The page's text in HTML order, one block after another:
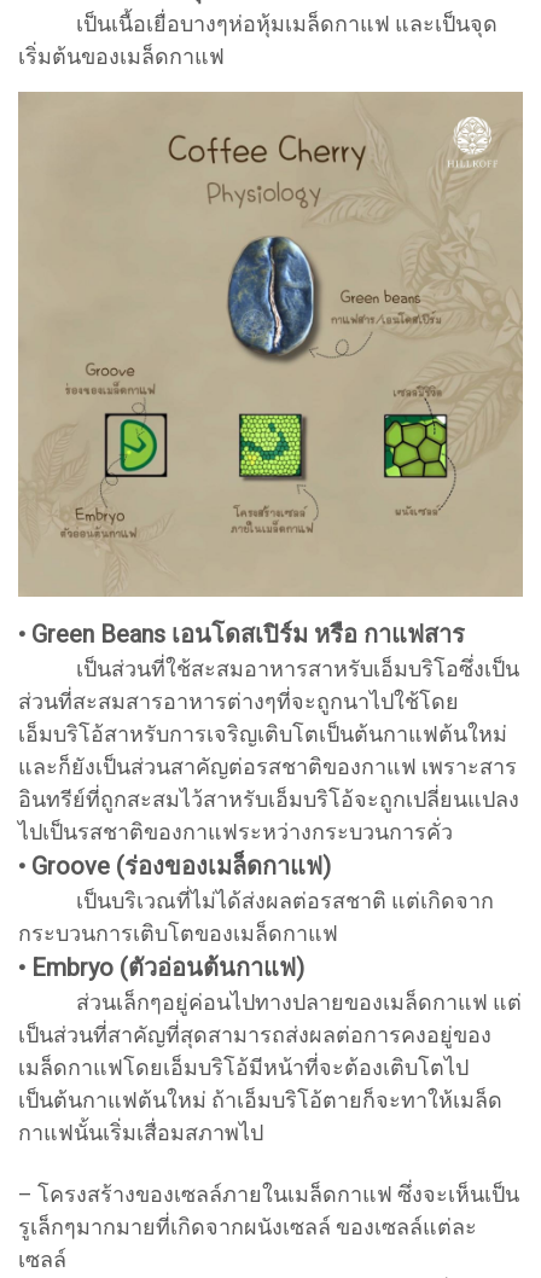
เป็นเนื้อเยื่อบางๆห่อหุ้มเมล็ดกาแฟ และเป็นจุด
เริ่มต้นของเมล็ดกาแฟ
• Green Beans เอนโดสเปิร์ม หรือ กาแฟสาร
เป็นส่วนที่ใช้สะสมอาหารสาหรับเอ็มบริโอซึ่งเป็น
ส่วนที่สะสมสารอาหารต่างๆที่จะถูกนาไปใช้โดย
เอ็มบริโอ้สาหรับการเจริญเติบโตเป็นต้นกาแฟต้นใหม่
และก็ยังเป็นส่วนสาคัญต่อรสชาติของกาแฟ เพราะสาร
อินทรีย์ที่ถูกสะสมไว้สาหรับเอ็มบริโอ้จะถูกเปลี่ยนแปลง
ไปเป็นรสชาติของกาแฟระหว่างกระบวนการคั่ว
• Groove (ร่องของเมล็ดกาแฟ)
เป็นบริเวณที่ไม่ได้ส่งผลต่อรสชาติ แต่เกิดจาก
กระบวนการเติบโตของเมล็ดกาแฟ
• Embryo (ตัวอ่อนต้นกาแฟ)
ส่วนเล็กๆอยู่ค่อนไปทางปลายของเมล็ดกาแฟ แต่
เป็นส่วนที่สาคัญที่สุดสามารถส่งผลต่อการคงอยู่ของ
เมล็ดกาแฟโดยเอ็มบริโอ้มีหน้าที่จะต้องเติบโตไป
เป็นต้นกาแฟต้นใหม่ ถ้าเอ็มบริโอ้ตายก็จะทาให้เมล็ด
กาแฟนั้นเริ่มเสื่อมสภาพไป
– โครงสร้างของเซลล์ภายในเมล็ดกาแฟ ซึ่งจะเห็นเป็น
รูเล็กๆมากมายที่เกิดจากผนังเซลล์ ของเซลล์แต่ละ
เซลล์